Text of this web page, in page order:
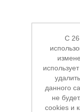
C
данного
не
cookies и